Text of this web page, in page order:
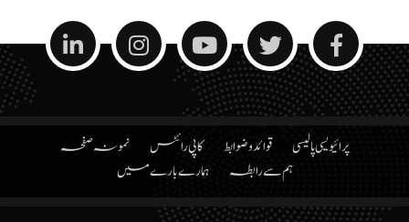
پرائیویسی پالیسی قوائد و ضوابط کاپی رائٹس
نمونہ صفحہ
ہم سے رابطہ
ہمارے بارے میں